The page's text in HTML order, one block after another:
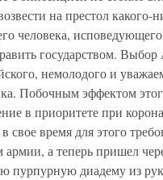
на престол какого-
человека,
государством.
немолодого и
Побочным эффектом
в приоритете при
свое время для этого
армии, а теперь пришел
пурпурную диадему из